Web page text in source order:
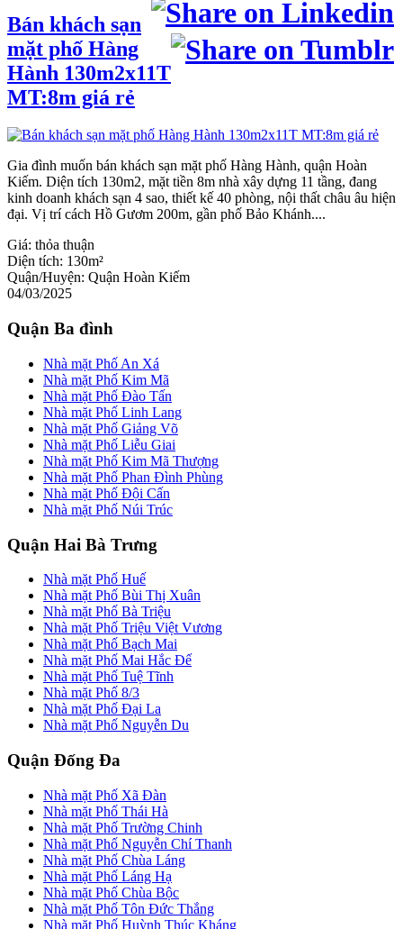
Bán khách sạn
mặt phố Hàng
Hành 130m2x11T
MT:8m giá rẻ
Gia đình muốn bán khách sạn mặt phố Hàng Hành, quận Hoàn
Kiếm. Diện tích 130m2, mặt tiền 8m nhà xây dựng 11 tầng, đang
kinh doanh khách sạn 4 sao, thiết kế 40 phòng, nội thất châu âu hiện
đại. Vị trí cách Hồ Gươm 200m, gần phố Bảo Khánh....
Giá: thỏa thuận
Diện tích: 130m²
Quận/Huyện: Quận Hoàn Kiếm
04/03/2025
Quận Ba đình
Nhà mặt Phố An Xá
Nhà mặt Phố Kim Mã
Nhà mặt Phố Đào Tấn
Nhà mặt Phố Linh Lang
Nhà mặt Phố Giảng Võ
Nhà mặt Phố Liễu Giai
Nhà mặt Phố Kim Mã Thượng
Nhà mặt Phố Phan Đình Phùng
Nhà mặt Phố Đội Cấn
Nhà mặt Phố Núi Trúc
Quận Hai Bà Trưng
Nhà mặt Phố Huế
Nhà mặt Phố Bùi Thị Xuân
Nhà mặt Phố Bà Triệu
Nhà mặt Phố Triệu Việt Vương
Nhà mặt Phố Bạch Mai
Nhà mặt Phố Mai Hắc Đế
Nhà mặt Phố Tuệ Tĩnh
Nhà mặt Phố 8/3
Nhà mặt Phố Đại La
Nhà mặt Phố Nguyễn Du
Quận Đống Đa
Nhà mặt Phố Xã Đàn
Nhà mặt Phố Thái Hà
Nhà mặt Phố Trường Chinh
Nhà mặt Phố Nguyễn Chí Thanh
Nhà mặt Phố Chùa Láng
Nhà mặt Phố Láng Hạ
Nhà mặt Phố Chùa Bộc
Nhà mặt Phố Tôn Đức Thắng
Nhà mặt Phố Huỳnh Thúc Kháng